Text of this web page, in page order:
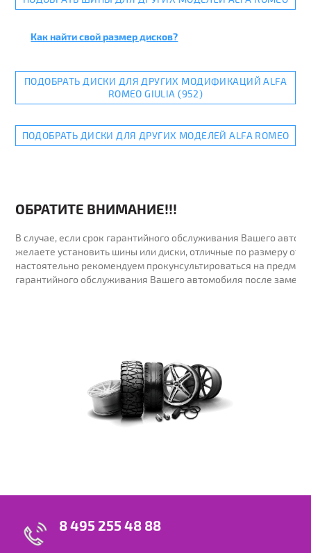
Как найти свой размер дисков?
ПОДОБРАТЬ ДИСКИ ДЛЯ ДРУГИХ МОДИФИКАЦИЙ ALFA
ROMEO GIULIA (952)
ПОДОБРАТЬ ДИСКИ ДЛЯ ДРУГИХ МОДЕЛЕЙ ALFA ROMEO
ОБРАТИТЕ ВНИМАНИЕ!!!
В случае, если срок гарантийного обслуживания Вашего
желаете установить шины или диски, отличные по размеру от
настоятельно рекомендуем прокунсультироваться на предмет
гарантийного обслуживания Вашего автомобиля после
8 495 255 48 88